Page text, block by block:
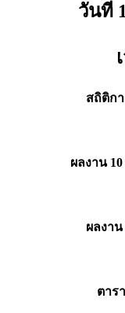
วันที่
สถิติก
ผลงาน
ผลงา
ตาร